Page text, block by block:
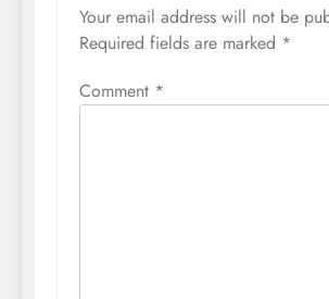
Your email address will not be
Required fields are marked *
Comment *